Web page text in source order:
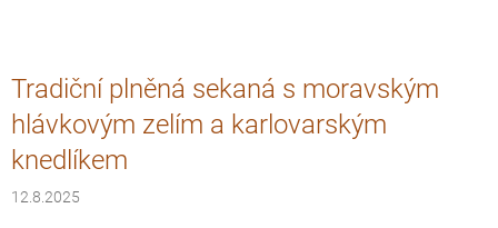
Tradiční plněná sekaná s moravským
hlávkovým zelím a karlovarským
knedlíkem
12.8.2025